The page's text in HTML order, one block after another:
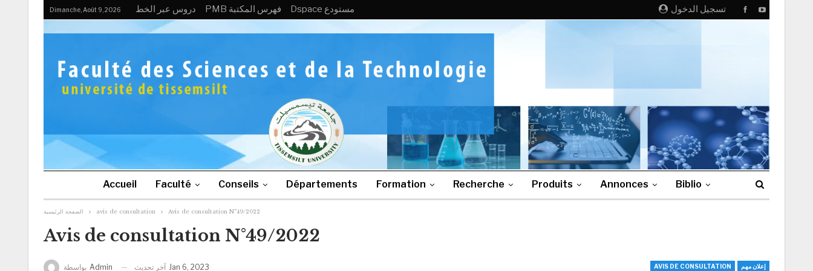
تسجيل الدخول Dimanche, Août 9, 2026 دروس عبر الخط PMB فهرس المكتبة Dspace مستودع
Accueil Faculté Conseils Départements Formation Recherche Produits Annonces Biblio
الصفحة الرئيسية avis de consultation Avis de consultation N°49/2022
Avis de consultation N°49/2022
AVIS DE CONSULTATION إعلان مهم Admin آخر تحديث Jan 6, 2023